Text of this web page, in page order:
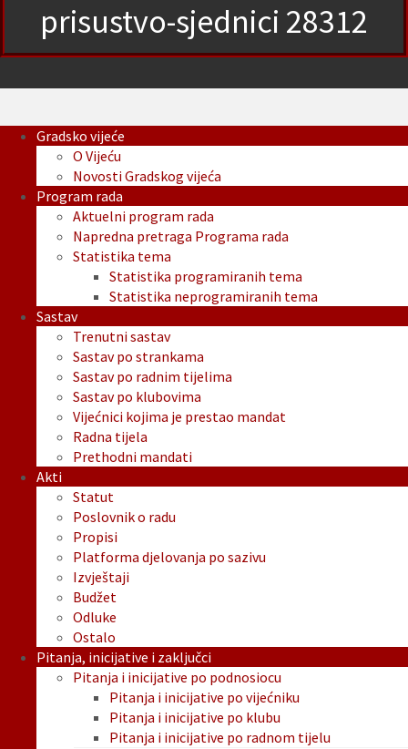
prisustvo-sjednici 28312
Gradsko vijeće
O Vijeću
Novosti Gradskog vijeća
Program rada
Aktuelni program rada
Napredna pretraga Programa rada
Statistika tema
Statistika programiranih tema
Statistika neprogramiranih tema
Sastav
Trenutni sastav
Sastav po strankama
Sastav po radnim tijelima
Sastav po klubovima
Vijećnici kojima je prestao mandat
Radna tijela
Prethodni mandati
Akti
Statut
Poslovnik o radu
Propisi
Platforma djelovanja po sazivu
Izvještaji
Budžet
Odluke
Ostalo
Pitanja, inicijative i zaključci
Pitanja i inicijative po podnosiocu
Pitanja i inicijative po vijećniku
Pitanja i inicijative po klubu
Pitanja i inicijative po radnom tijelu